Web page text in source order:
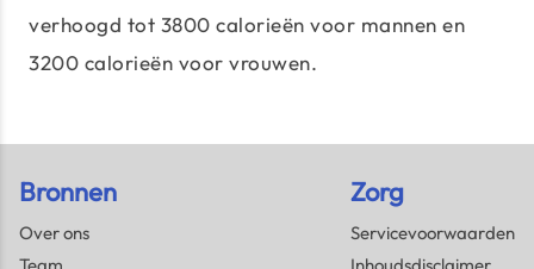
verhoogd tot 3800 calorieën voor mannen en
3200 calorieën voor vrouwen.
Bronnen
Over ons
Zorg
Servicevoorwaarden